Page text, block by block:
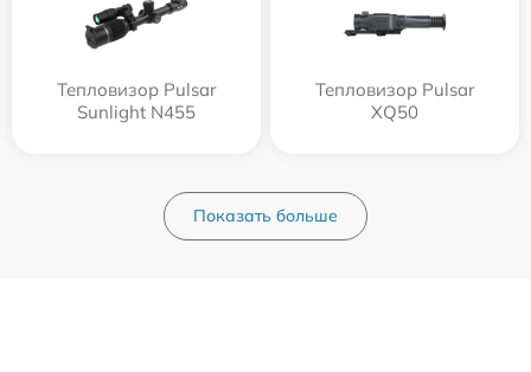
Тепловизор Pulsar
Sunlight N455
Тепловизор Pulsar
XQ50
Показать больше